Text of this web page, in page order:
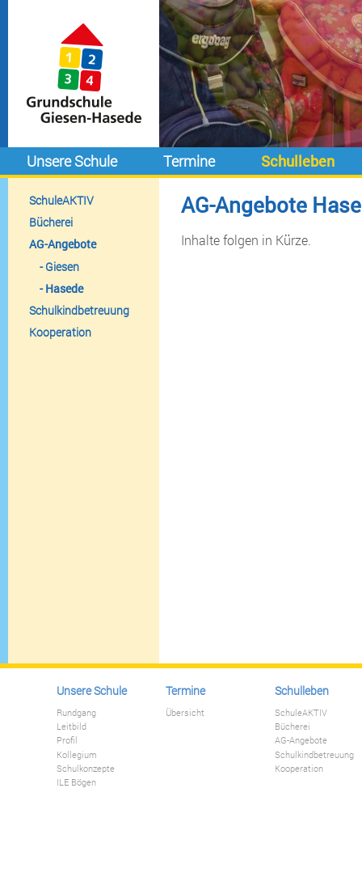
Unsere Schule Termine Schulleben
SchuleAKTIV
Bücherei
AG-Angebote
Giesen
Hasede
Schulkindbetreuung
Kooperation
AG-Angebote
Inhalte folgen in Kürze.
Unsere Schule
Rundgang
Leitbild
Profil
Kollegium
Schulkonzepte
ILE Bögen
Termine
Übersicht
Schulleben
SchuleAKTIV
Bücherei
AG-Angebote
Schulkindbetreuung
Kooperation